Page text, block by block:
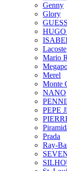
Genny
Glory
GUESS
Lacoste
Mario
Merel
Monte
NANO
PEPE
Prada
Ray-